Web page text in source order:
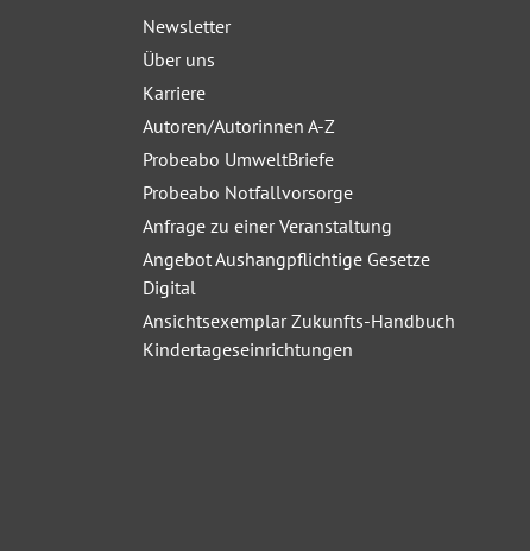
Newsletter
Über uns
Karriere
Autoren/Autorinnen A-Z
Probeabo UmweltBriefe
Probeabo Notfallvorsorge
Anfrage zu einer Veranstaltung
Angebot Aushangpflichtige Gesetze
Digital
Ansichtsexemplar Zukunfts-Handbuch
Kindertageseinrichtungen